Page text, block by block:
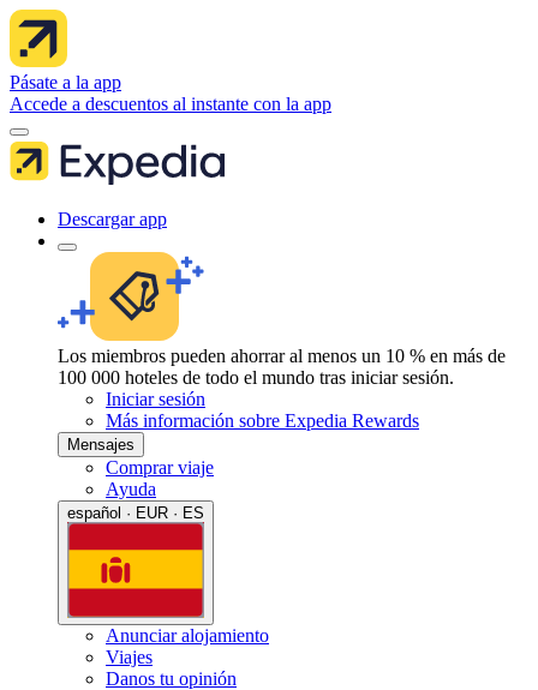
Pásate a la app
Accede a descuentos al instante con la app
Descargar app
Los miembros pueden ahorrar al menos un 10 % en más de
100 000 hoteles de todo el mundo tras iniciar sesión.
Iniciar sesión
Más información sobre Expedia Rewards
Mensajes
Comprar viaje
Ayuda
español · EUR · ES
Anunciar alojamiento
Viajes
Danos tu opinión